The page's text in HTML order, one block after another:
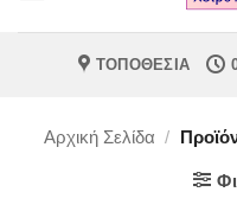
ΤΟΠΟΘΕΣΙΑ
Αρχική Σελίδα /